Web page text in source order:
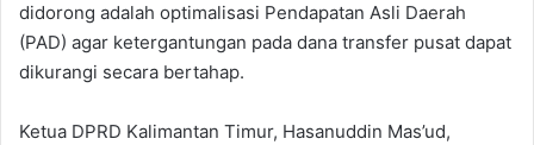
didorong adalah optimalisasi Pendapatan Asli Daerah
(PAD) agar ketergantungan pada dana transfer pusat dapat
dikurangi secara bertahap.
Ketua DPRD Kalimantan Timur, Hasanuddin Mas’ud,